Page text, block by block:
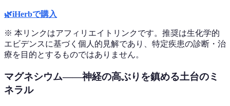
🌿iHerbで購入
※ 本リンクはアフィリエイトリンクです。推奨は生化学的
エビデンスに基づく個人的見解であり、特定疾患の診断・治
療を目的とするものではありません。
マグネシウム——神経の高ぶりを鎮める土台のミ
ネラル